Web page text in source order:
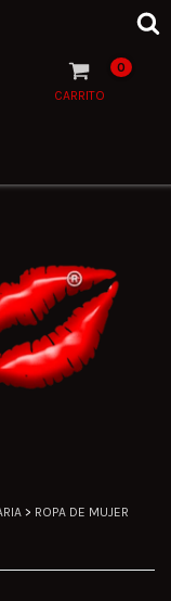
CARRITO
0
> ROPA DE MUJER